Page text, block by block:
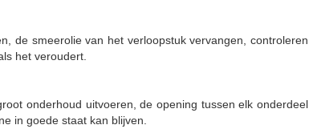
de smeerolie van het verloopstuk vervangen, controleren
het veroudert.
onderhoud uitvoeren, de opening tussen elk onderdeel
in goede staat kan blijven.